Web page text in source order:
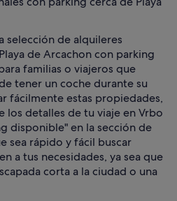
selección de alquileres
de Arcachon con parking
familias o viajeros que
tener un coche durante su
fácilmente estas propiedades,
los detalles de tu viaje en Vrbo
disponible" en la sección de
sea rápido y fácil buscar
a tus necesidades, ya sea que
corta a la ciudad o una